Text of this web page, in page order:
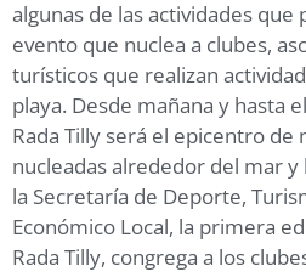
algunas de las actividades
evento que nuclea a clubes,
turísticos que realizan
playa. Desde mañana y hasta
Rada Tilly será el epicentro de
nucleadas alrededor del mar y
la Secretaría de Deporte,
Económico Local, la primera
Rada Tilly, congrega a los